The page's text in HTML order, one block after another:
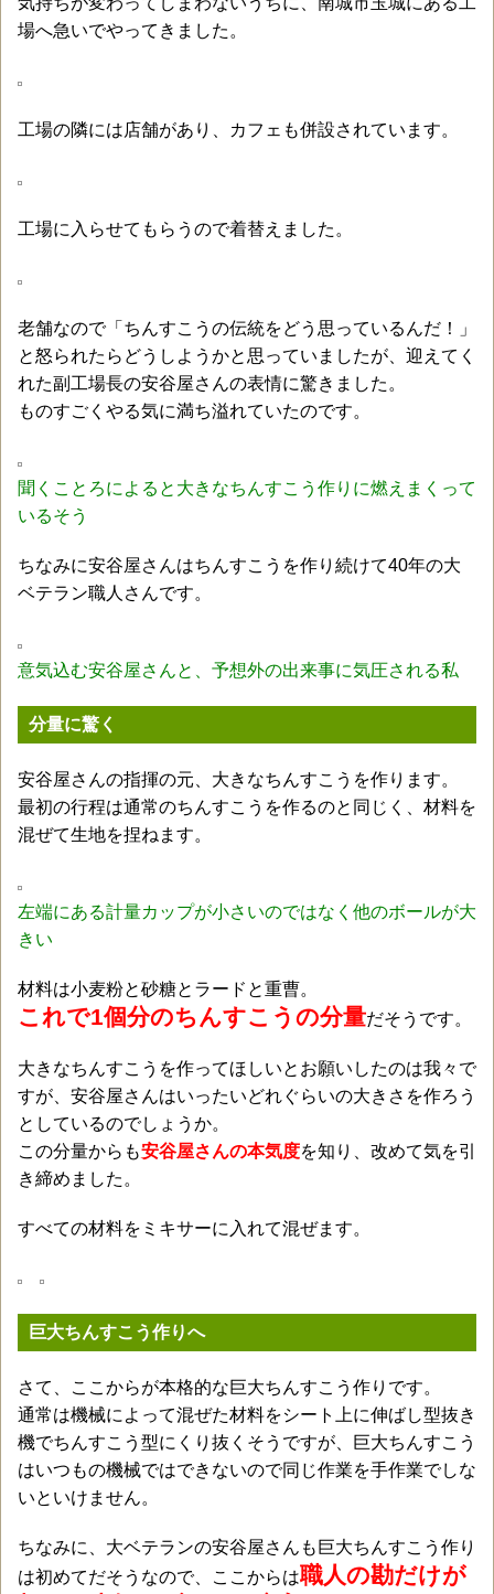
場へ急いでやってきました。
工場の隣には店舗があり、カフェも併設されています。
工場に入らせてもらうので着替えました。
老舗なので「ちんすこうの伝統をどう思っているんだ！」
と怒られたらどうしようかと思っていましたが、迎えてく
れた副工場長の安谷屋さんの表情に驚きました。
ものすごくやる気に満ち溢れていたのです。
聞くことろによると大きなちんすこう作りに燃えまくって
いるそう
ちなみに安谷屋さんはちんすこうを作り続けて40年の大
ベテラン職人さんです。
意気込む安谷屋さんと、予想外の出来事に気圧される私
分量に驚く
安谷屋さんの指揮の元、大きなちんすこうを作ります。
最初の行程は通常のちんすこうを作るのと同じく、材料を
混ぜて生地を捏ねます。
左端にある計量カップが小さいのではなく他のボールが大
きい
材料は小麦粉と砂糖とラードと重曹。
これで1個分のちんすこうの分量だそうです。
大きなちんすこうを作ってほしいとお願いしたのは我々で
すが、安谷屋さんはいったいどれぐらいの大きさを作ろう
としているのでしょうか。
この分量からも安谷屋さんの本気度を知り、改めて気を引
き締めました。
すべての材料をミキサーに入れて混ぜます。
巨大ちんすこう作りへ
さて、ここからが本格的な巨大ちんすこう作りです。
通常は機械によって混ぜた材料をシート上に伸ばし型抜き
機でちんすこう型にくり抜くそうですが、巨大ちんすこう
はいつもの機械ではできないので同じ作業を手作業でしな
いといけません。
ちなみに、大ベテランの安谷屋さんも巨大ちんすこう作り
は初めてだそうなので、ここからは職人の勘だけが